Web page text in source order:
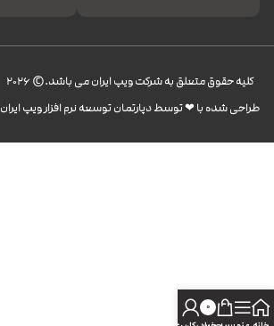
کليه حقوق متعلق به شرکت ویپ ایران می باشد.© 2026
طراحی شده با ❤︎ توسط دپارتمان توسعه نرم افزار ویپ ایران
0